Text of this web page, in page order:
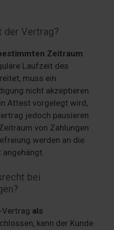
der Vertrag?
Zeitraum
Laufzeit des
muss ein
nicht akzeptieren.
Attest vorgelegt wird,
jedoch pausieren.
von Zahlungen
werden an die
bei
als
kann der Kunde